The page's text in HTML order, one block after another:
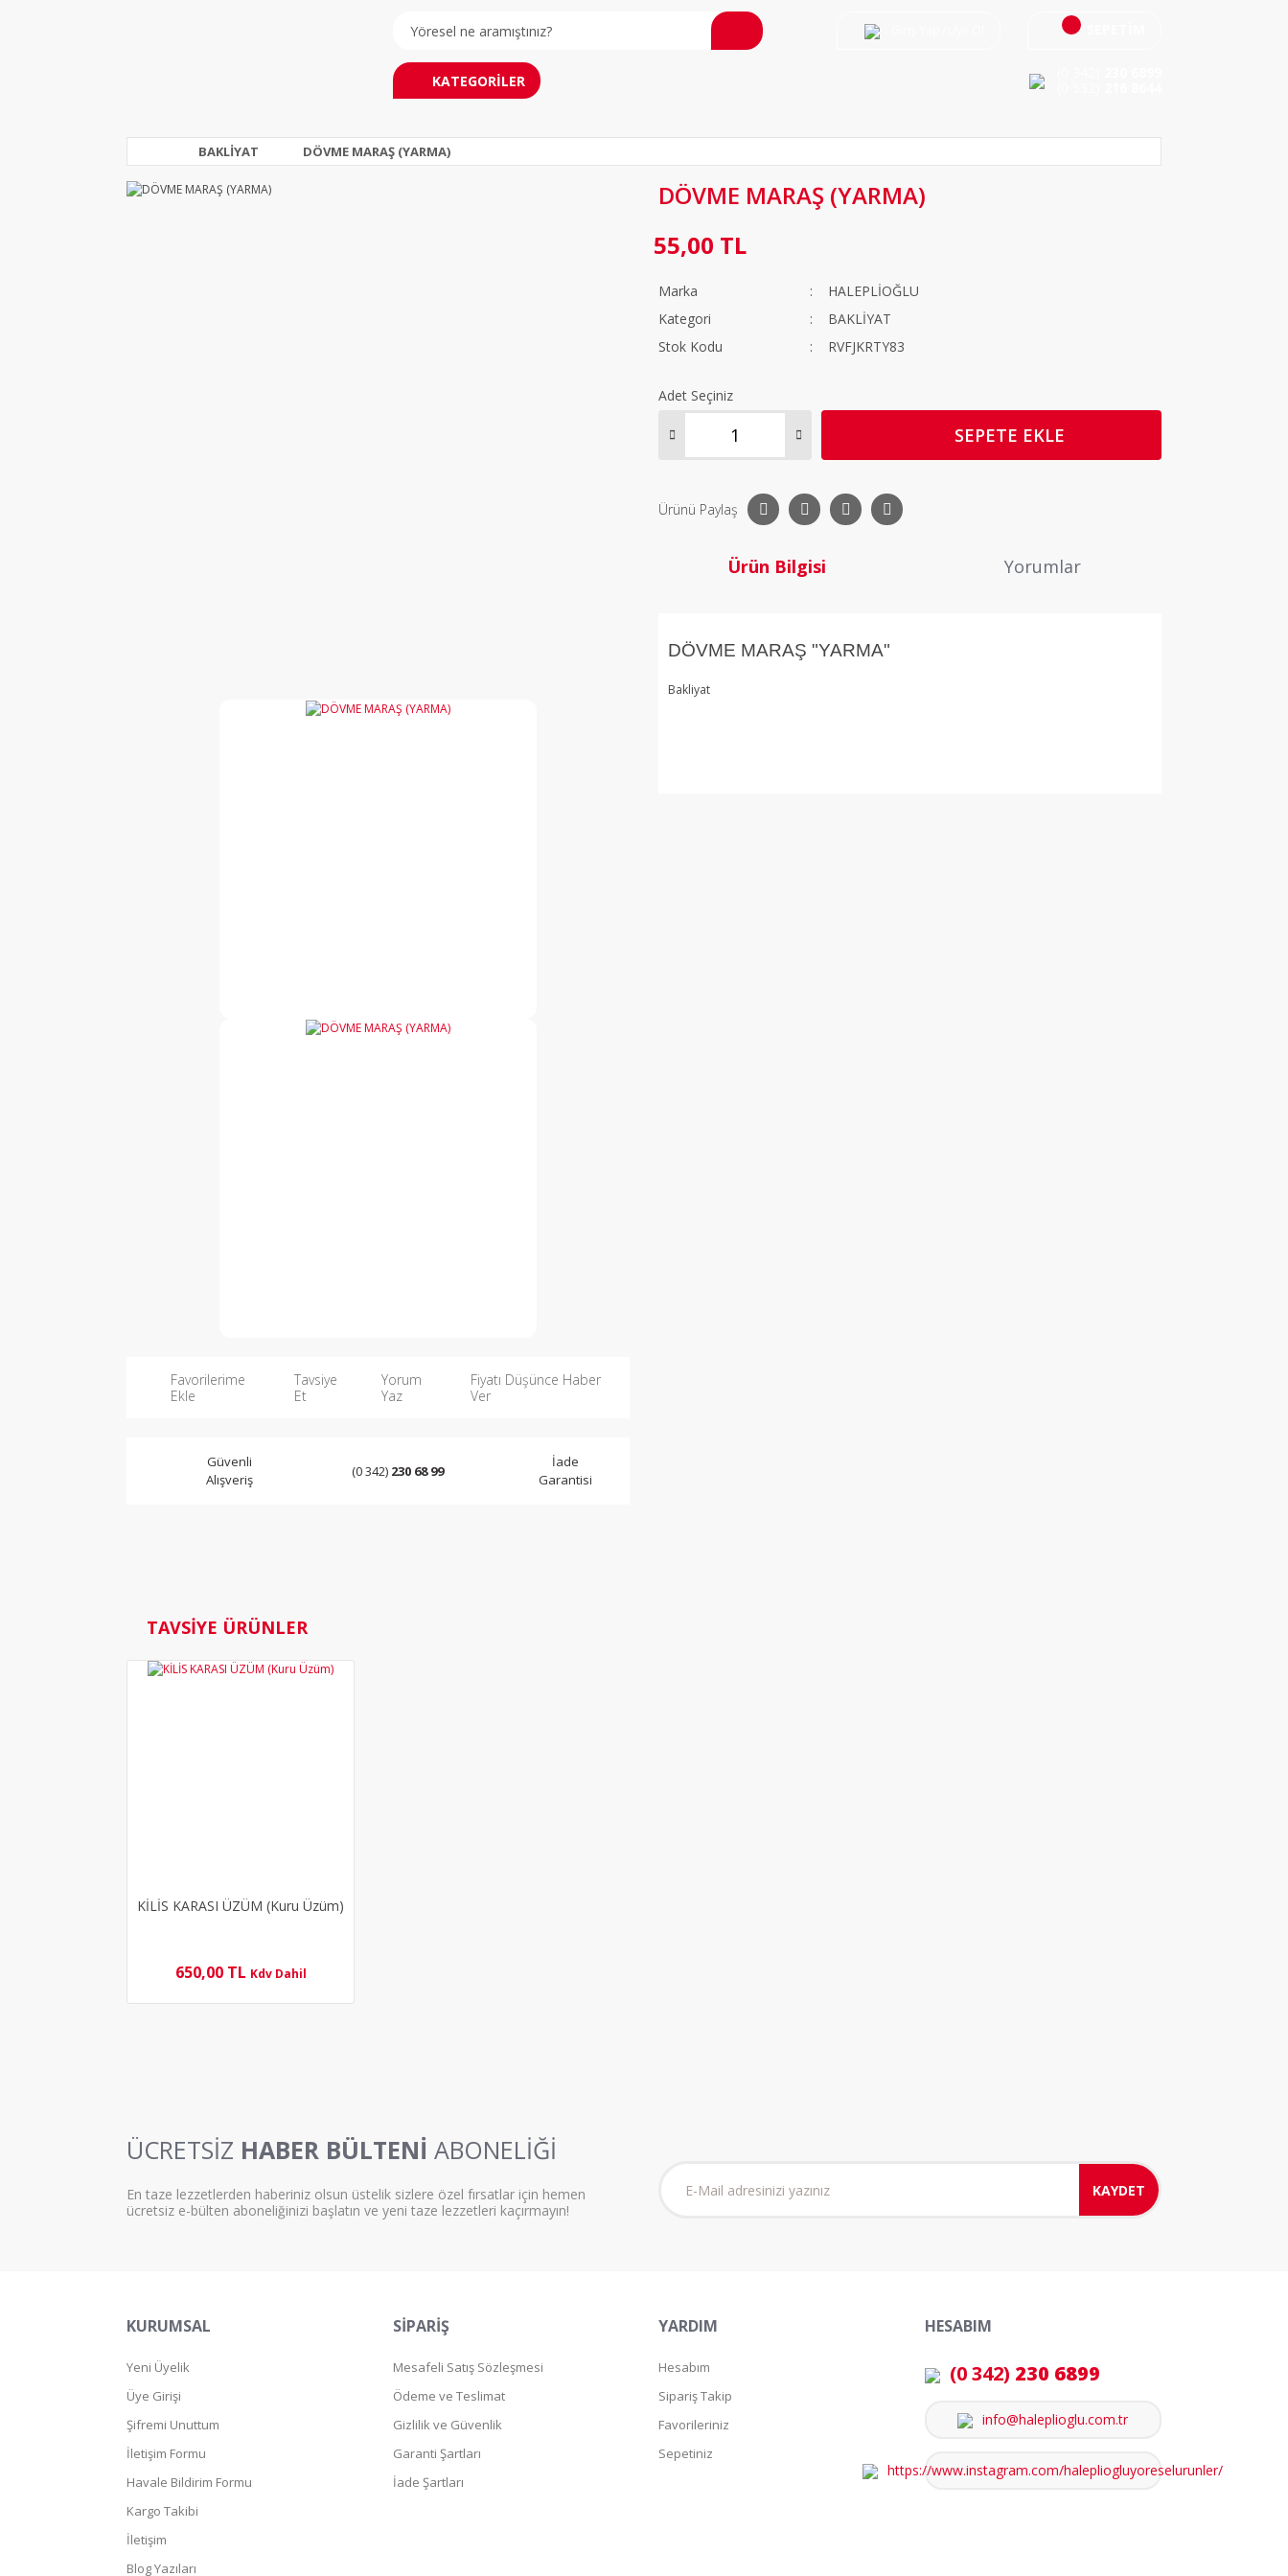
KATEGORİLER
BAKLİYAT DÖVME MARAŞ (YARMA)
Favorilerime
Ekle
Tavsiye
Et
Yorum
Yaz
Fiyatı Düşünce Haber
Ver
Güvenli
Alışveriş
(0 342) 230 68 99
İade
Garantisi
DÖVME MARAŞ (YARMA)
55,00 TL
Marka
HALEPLİOĞLU
Kategori
BAKLİYAT
Stok Kodu
RVFJKRTY83
Adet Seçiniz
SEPETE EKLE
Ürünü Paylaş
Ürün Bilgisi Yorumlar
DÖVME MARAŞ "YARMA"
Bakliyat
TAVSİYE ÜRÜNLER
KİLİS KARASI ÜZÜM (Kuru Üzüm)
650,00 TL Kdv Dahil
ÜCRETSİZ HABER BÜLTENİ ABONELİĞİ
En taze lezzetlerden haberiniz olsun üstelik sizlere özel fırsatlar için hemen
ücretsiz e-bülten aboneliğinizi başlatın ve yeni taze lezzetleri kaçırmayın!
KAYDET
KURUMSAL
Yeni Üyelik
Üye Girişi
Şifremi Unuttum
İletişim Formu
Havale Bildirim Formu
Kargo Takibi
İletişim
Blog Yazıları
SİPARİŞ
Mesafeli Satış Sözleşmesi
Ödeme ve Teslimat
Gizlilik ve Güvenlik
Garanti Şartları
İade Şartları
YARDIM
Hesabım
Sipariş Takip
Favorileriniz
Sepetiniz
HESABIM
(0 342) 230 6899
info@haleplioglu.com.tr
https://www.instagram.com/halepliogluyoreselurunler/